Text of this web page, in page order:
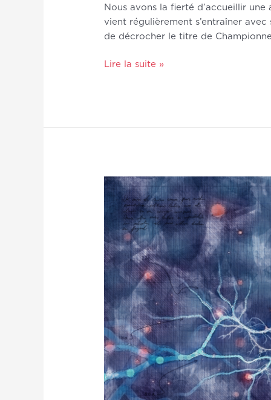
Nous avons la fierté d’accueillir
vient régulièrement s’entraîner
de décrocher le titre de
Lire la suite »
Arthrogenic
Muscle
Inhibition
(AMI)
–
Synthèse
de
littérature